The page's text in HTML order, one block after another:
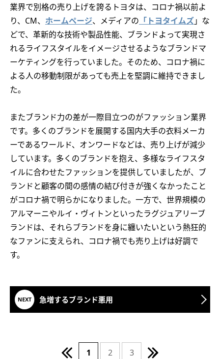
業界で別格の売り上げを誇るトヨタは、コロナ禍以前よ
り、CM、 ホームページ、メディアの 「トヨタイムズ」な
どで、革新的な技術や製品性能、ブランドよって実現さ
れるライフスタイルをイメージさせるようなブランドマ
ーケティングを行っていました。そのため、コロナ禍に
よる人の移動制限があっても売上を堅調に維持できまし
た。
またブランド力の差が一際目立つのがファッション業界
です。多くのブランドを展開する国内大手の衣料メーカ
ーであるワールド、オンワードなどは、売り上げが減少
しています。多くのブランドを抱え、多様なライフスタ
イルに合わせたファッションを提供していましたが、ブ
ランドと顧客の間の感情の結び付きが強くなかったこと
がコロナ禍で明らかになりました。一方で、世界規模の
アルマーニやルイ・ヴィトンといったラグジュアリーブ
ランドは、それらブランドを身に纏いたいという熱狂的
なファンに支えられ、コロナ禍でも売り上げは好調で
す。
急増するブランド悪用
1 2 3